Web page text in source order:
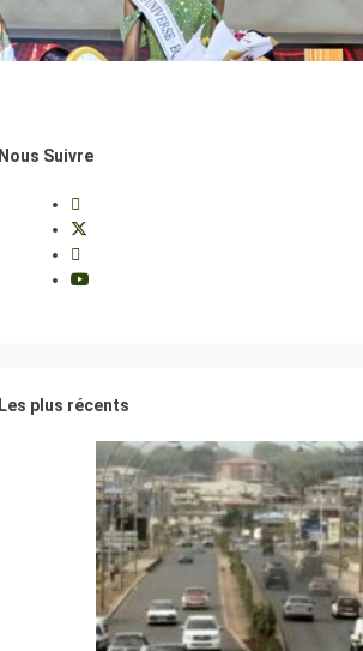
Nous Suivre
Les plus récents